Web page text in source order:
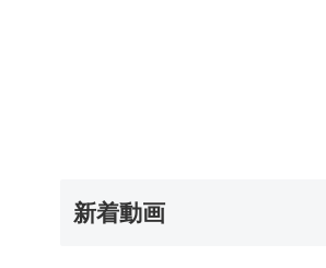
新着動画